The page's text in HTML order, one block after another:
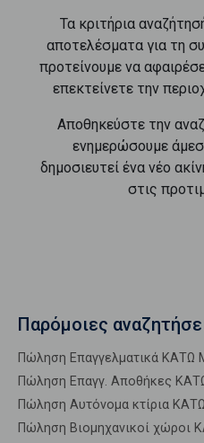
Τα κριτήρια
αποτελέσματα για τη
προτείνουμε να
επεκτείνετε την
Αποθηκεύστε την
ενημερώσουμε
δημοσιευτεί ένα νέο
στις
Παρόμοιες
Πώληση Επαγγελματικά ΚΑΤΩ
Πώληση Επαγγ. Αποθήκες
Πώληση Αυτόνομα κτίρια
Πώληση Βιομηχανικοί χώροι